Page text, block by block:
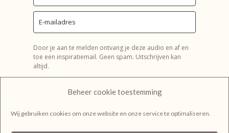
Beheer cookie toestemming
Wij gebruiken cookies om onze website en onze service te optimaliseren.
Door je aan te melden ontvang je deze audio en af en
toe een inspiratiemail. Geen spam. Uitschrijven kan
altijd.